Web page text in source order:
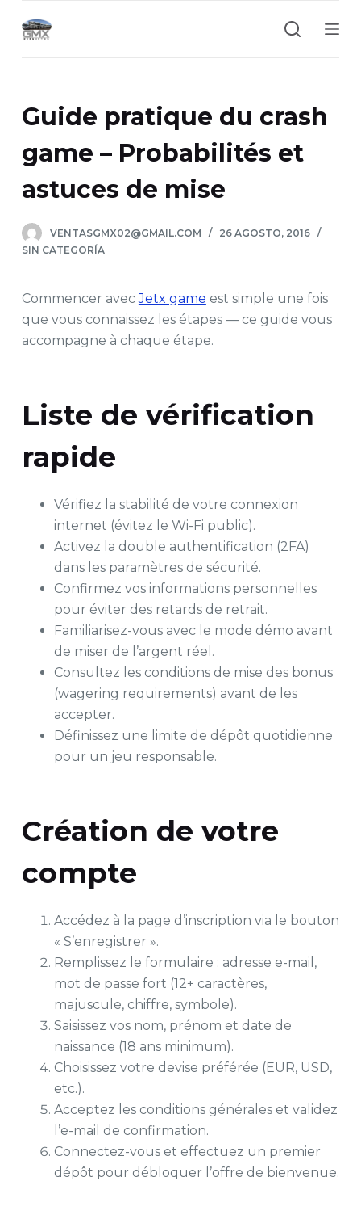
a
c
n
n
Guide pratique du crash
game – Probabilités et
astuces de mise
VENTASGMX02@GMAIL.COM
26 AGOSTO, 2016
SIN CATEGORÍA
Commencer avecJetx game est simple une fois
que vous connaissez les étapes — ce guide vous
accompagne à chaque étape.
Liste de vérification
rapide
Vérifiez la stabilité de votre connexion
internet (évitez le Wi-Fi public).
Activez la double authentification (2FA)
dans les paramètres de sécurité.
Confirmez vos informations personnelles
pour éviter des retards de retrait.
Familiarisez-vous avec le mode démo avant
de miser de l’argent réel.
Consultez les conditions de mise des bonus
(wagering requirements) avant de les
accepter.
Définissez une limite de dépôt quotidienne
pour un jeu responsable.
Création de votre
compte
Accédez à la page d’inscription via le bouton
« S’enregistrer ».
Remplissez le formulaire : adresse e-mail,
mot de passe fort (12+ caractères,
majuscule, chiffre, symbole).
Saisissez vos nom, prénom et date de
naissance (18 ans minimum).
Choisissez votre devise préférée (EUR, USD,
etc.).
Acceptez les conditions générales et validez
l’e-mail de confirmation.
Connectez-vous et effectuez un premier
dépôt pour débloquer l’offre de bienvenue.